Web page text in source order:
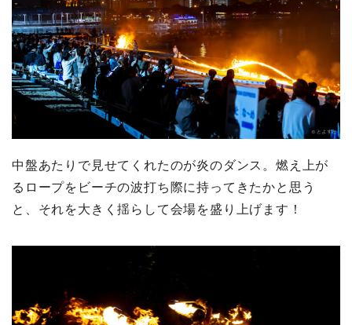
中盤あたりで見せてくれたのが炎のダンス。燃え上が
るロープをビーチの波打ち際に持ってきたかと思う
と、それを大きく揺らして会場を盛り上げます！